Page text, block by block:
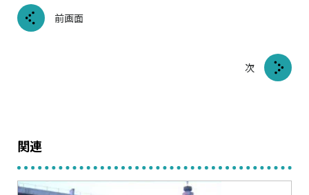
前画面
次
関連